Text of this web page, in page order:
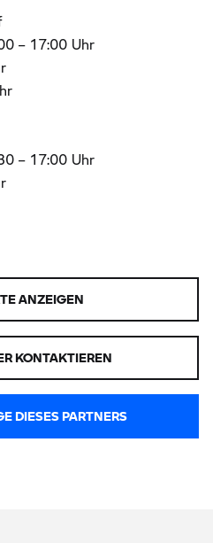
– 17:00 Uhr
– 17:00 Uhr
ANZEIGEN
KONTAKTIEREN
DIESES PARTNERS